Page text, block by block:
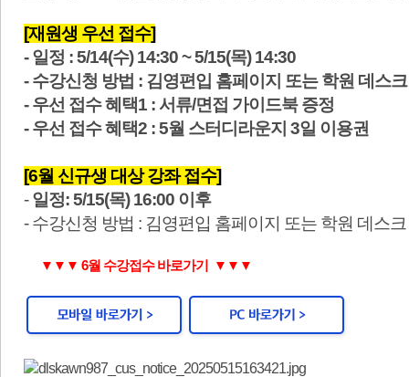
[재원생 우선 접수]
- 일정 : 5/14(수) 14:30 ~ 5/15(목) 14:30
- 수강신청 방법 : 김영편입 홈페이지 또는 학원 데스
- 우선 접수 혜택1 : 서류/면접 가이드북 증정
- 우선 접수 혜택2 : 5월 스터디라운지 3일 이용권
[6월 신규생 대상 강좌 접수]
-일정: 5/15(목) 16:00 이후
- 수강신청 방법 : 김영편입 홈페이지 또는 학원 데스
▼▼▼ 6월 수강접수 바로가기 ▼▼▼